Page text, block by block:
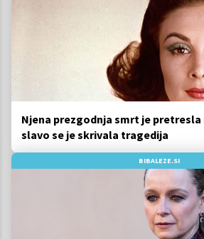
Njena prezgodnja smrt je pretresla
slavo se je skrivala tragedija
BIBALEZE.SI